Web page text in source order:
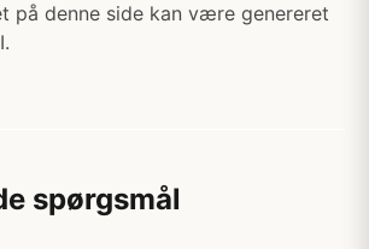
på denne side kan være genereret
spørgsmål